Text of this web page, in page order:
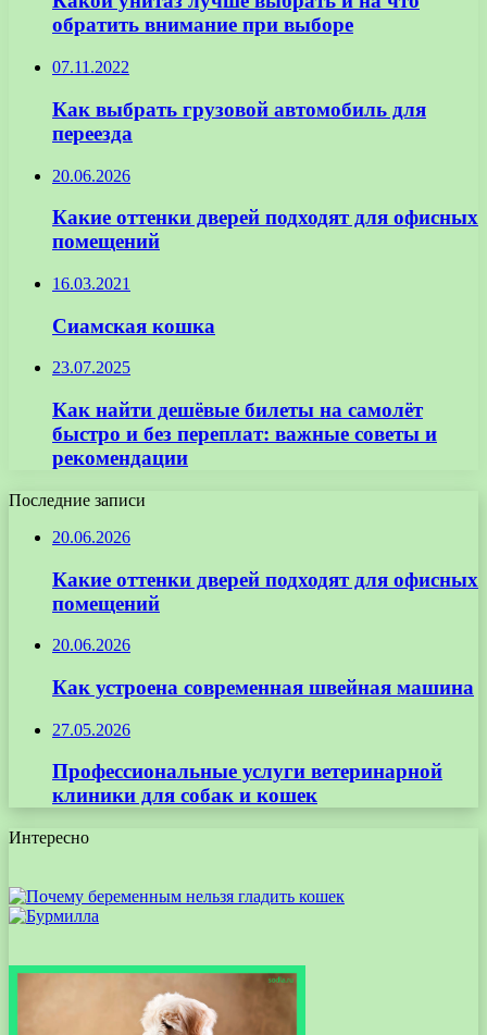
обратить внимание при выборе
07.11.2022
Как выбрать грузовой автомобиль для
переезда
20.06.2026
Какие оттенки дверей подходят для офисных
помещений
16.03.2021
Сиамская кошка
23.07.2025
Как найти дешёвые билеты на самолёт
быстро и без переплат: важные советы и
рекомендации
Последние записи
20.06.2026
Какие оттенки дверей подходят для офисных
помещений
20.06.2026
Как устроена современная швейная машина
27.05.2026
Профессиональные услуги ветеринарной
клиники для собак и кошек
Интересно